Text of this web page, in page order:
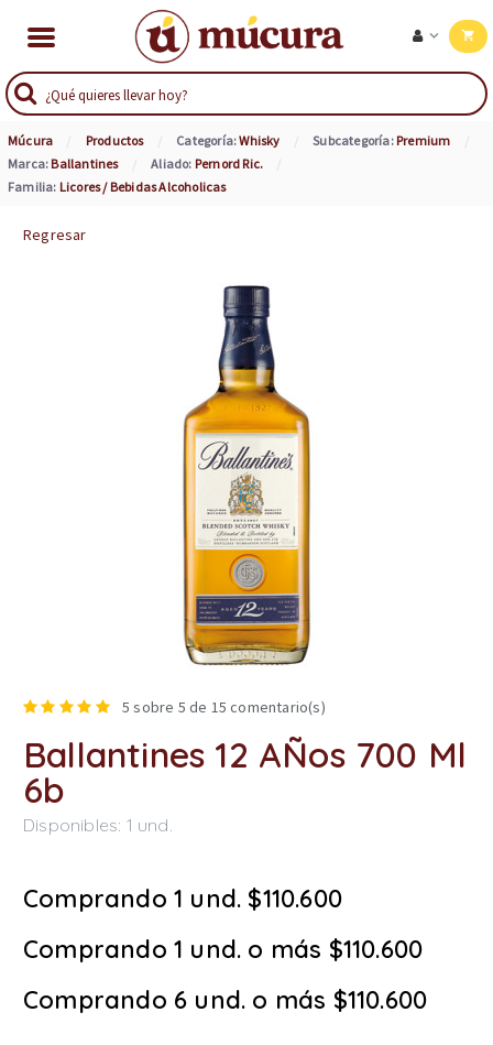
Múcura Productos Categoría:Whisky Subcategoría: Premium
Marca: Ballantines Aliado: Pernord Ric.
Familia: Licores / Bebidas Alcoholicas
Regresar
5 sobre 5 de 15 comentario(s)
Ballantines 12 AÑos 700 Ml
6b
Disponibles: 1 und.
Comprando 1 und. $110.600
Comprando 1 und. o más $110.600
Comprando 6 und. o más $110.600